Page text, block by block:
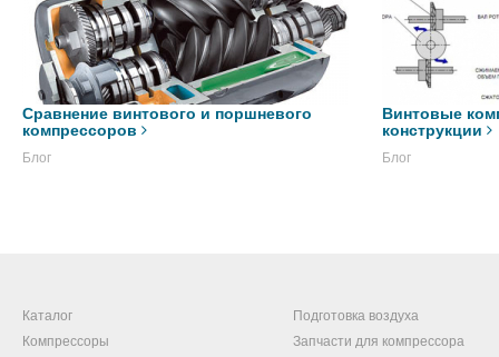
Сравнение винтового и поршневого
компрессоров
Блог
Винтовые
конструкции
Блог
Каталог
Компрессоры
Подготовка воздуха
Запчасти для компрессора